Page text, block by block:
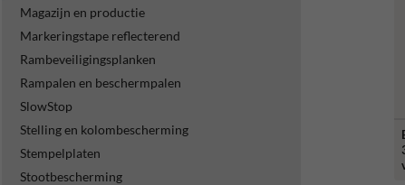
Magazijn en productie
Markeringstape reflecterend
Rambeveiligingsplanken
Rampalen en beschermpalen
SlowStop
Stelling en kolombescherming
Stempelplaten
Stootbescherming